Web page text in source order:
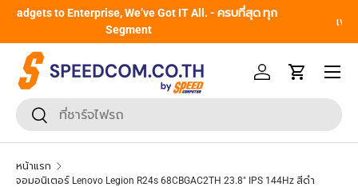
ข้ามไปยังเนื้อหา
From Gadgets to Enterprise, We’ve Got IT All. - ครบที่สุด ทุก
ค้นหา
ยืนยันการค้นหา
เข้าสู่ระบบรถเข็น
หน้าเมนู
หน้าแรก
จอมอนิเตอร์ Lenovo Legion R24s 68CBGAC2TH 23.8" IPS 144Hz สีดำ